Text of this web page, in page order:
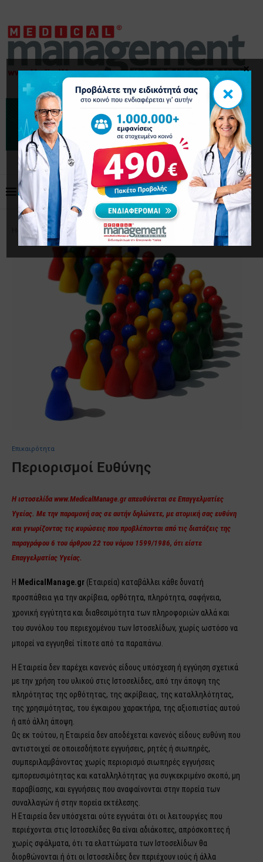
Home Επικαιρότητα Περιορισμοί Ευθύνης
Επικαιρότητα
Περιορισμοί Ευθύνης
Η ιστοσελίδα www.MedicalManage.gr απευθύνεται σε Επαγγελματίες
Υγείας. Με την παραμονή σας σε αυτήν δηλώνετε, με ατομική σας ευθύνη
και γνωρίζοντας τις κυρώσεις που προβλέπονται από τις διατάξεις της
παραγράφου 6 του άρθρου 22 του νόμου 1599/1986, ότι είστε
Επαγγελματίας Υγείας.
Η MedicalManage.gr (Εταιρεία) καταβάλλει κάθε δυνατή
προσπάθεια για την ακρίβεια, ορθότητα, πληρότητα, σαφήνεια,
χρονική εγγύτητα και διαθεσιμότητα των πληροφοριών αλλά και
του συνόλου του περιεχομένου των Ιστοσελίδων, χωρίς ωστόσο να
μπορεί να εγγυηθεί τίποτε από τα παραπάνω.
Η Εταιρεία δεν παρέχει κανενός είδους υπόσχεση ή εγγύηση σχετικά
με την χρήση του υλικού στις Ιστοσελίδες, από την άποψη της
πληρότητας της ορθότητας, της ακρίβειας, της καταλληλότητας,
της χρησιμότητας, του έγκαιρου χαρακτήρα, της αξιοπιστίας αυτού
ή από άλλη άποψη.
Ως εκ τούτου, η Εταιρεία δεν αποδέχεται κανενός είδους ευθύνη που
αντιστοιχεί σε οποιεσδήποτε εγγυήσεις, ρητές ή σιωπηρές,
συμπεριλαμβάνοντας χωρίς περιορισμό σιωπηρές εγγυήσεις
εμπορευσιμότητας και καταλληλότητας για συγκεκριμένο σκοπό, μη
παραβίασης, και εγγυήσεις που αναφαίνονται στην πορεία των
συναλλαγών ή στην πορεία εκτέλεσης.
Η Εταιρεία δεν υπόσχεται ούτε εγγυάται ότι οι λειτουργίες που
περιέχονται στις Ιστοσελίδες θα είναι αδιάκοπες, απρόσκοπτες ή
χωρίς σφάλματα, ότι τα ελαττώματα των Ιστοσελίδων θα
διορθώνονται ή ότι οι Ιστοσελίδες δεν περιέχουν ιούς ή άλλα
×
×